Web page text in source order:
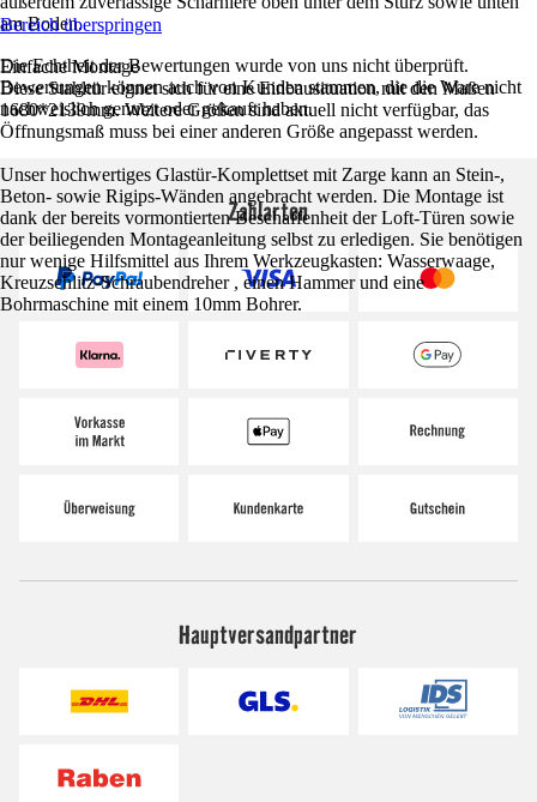
am Boden.
Einfache Montage
Diese Stahltür eignet sich für eine Einbausituation mit den Maßen
1680*2139mm. Weitere Größen sind aktuell nicht verfügbar, das
Öffnungsmaß muss bei einer anderen Größe angepasst werden.
Unser hochwertiges Glastür-Komplettset mit Zarge kann an Stein-,
Beton- sowie Rigips-Wänden angebracht werden. Die Montage ist
dank der bereits vormontierten Beschaffenheit der Loft-Türen sowie
der beiliegenden Montageanleitung selbst zu erledigen. Sie benötigen
nur wenige Hilfsmittel aus Ihrem Werkzeugkasten: Wasserwaage,
Kreuzschlitz-Schraubendreher , einen Hammer und eine
Bohrmaschine mit einem 10mm Bohrer.
Bereich überspringen
Die Echtheit der Bewertungen wurde von uns nicht überprüft.
Bewertungen können auch von Kunden stammen, die die Ware nicht
nachweislich genutzt oder gekauft haben.
Zahlarten
Hauptversandpartner